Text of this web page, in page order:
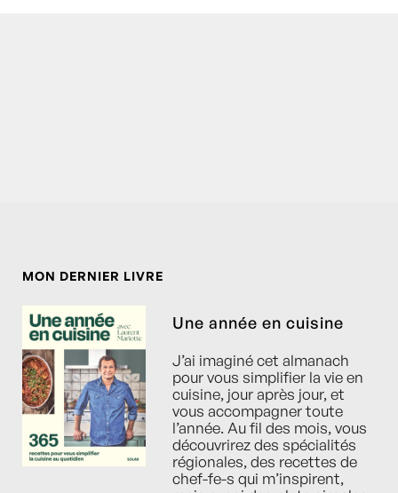
MON DERNIER LIVRE
Une année en cuisine
J’ai imaginé cet almanach
pour vous simplifier la vie en
cuisine, jour après jour, et
vous accompagner toute
l’année. Au fil des mois, vous
découvrirez des spécialités
régionales, des recettes de
chef-fe-s qui m’inspirent,